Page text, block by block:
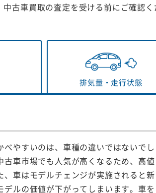
古車買取の査定を受ける前にご確認く
排気量・ 走行状態
やすいのは、車種の違いではないでし
車市場でも人気が高くなるため、高値
車はモデルチェンジが実施されると新
ルの価値が下がってしまいます。車を